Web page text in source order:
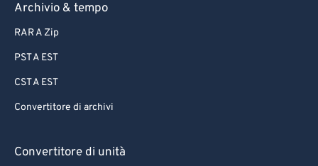
Archivio & tempo
RAR A Zip
PST A EST
CST A EST
Convertitore di archivi
Convertitore di unità